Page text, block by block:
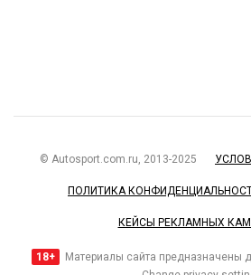
© Autosport.com.ru, 2013-2025
ПОЛИТИКА
КЕЙСЫ РЕКЛАМНЫХ
18+
Материалы сайта предназначены